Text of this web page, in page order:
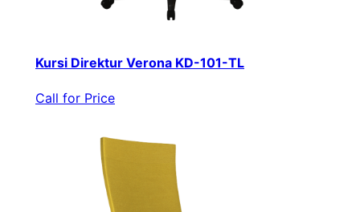
Kursi Direktur Verona KD-101-TL
Call for Price